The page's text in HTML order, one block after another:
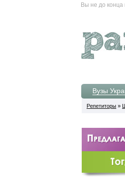
Вы не до конца
Вузы
Репетиторы »